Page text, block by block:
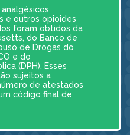
e outros opioides
foram obtidos da
do Banco de
de Drogas do
e do
(DPH). Esses
sujeitos a
de atestados
código final de